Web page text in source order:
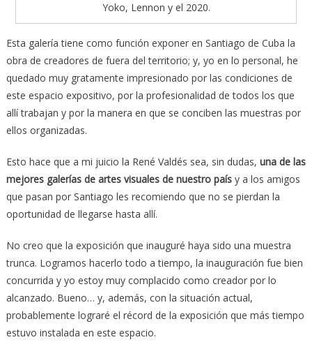
Yoko, Lennon y el 2020.
Esta galería tiene como función exponer en Santiago de Cuba la
obra de creadores de fuera del territorio; y, yo en lo personal, he
quedado muy gratamente impresionado por las condiciones de
este espacio expositivo, por la profesionalidad de todos los que
allí trabajan y por la manera en que se conciben las muestras por
ellos organizadas.
Esto hace que a mi juicio la René Valdés sea, sin dudas, una de las
mejores galerías de artes visuales de nuestro paísy a los amigos
que pasan por Santiago les recomiendo que no se pierdan la
oportunidad de llegarse hasta allí.
No creo que la exposición que inauguré haya sido una muestra
trunca. Logramos hacerlo todo a tiempo, la inauguración fue bien
concurrida y yo estoy muy complacido como creador por lo
alcanzado. Bueno… y, además, con la situación actual,
probablemente lograré el récord de la exposición que más tiempo
estuvo instalada en este espacio.